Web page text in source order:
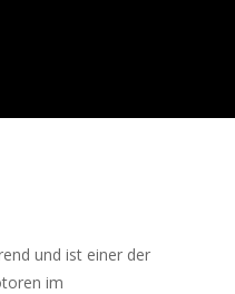
und ist einer der
im